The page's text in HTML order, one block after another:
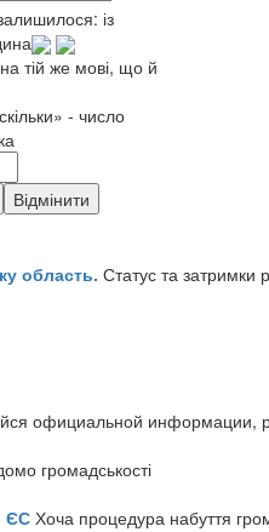
із
тій же мові, що й
- число
область. Статус та затримки
официальной информации,
громадськості
ЄС Хоча процедура набуття